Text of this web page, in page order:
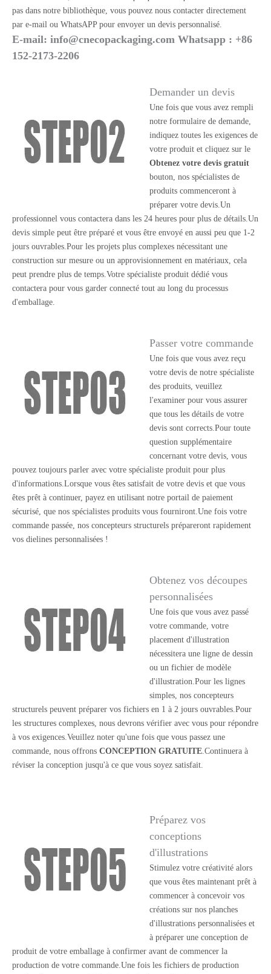
pas dans notre bibliothèque, vous pouvez nous contacter directement
par e-mail ou WhatsAPP pour envoyer un devis personnalisé.
E-mail: info@cnecopackaging.com Whatsapp : +86
152-2173-2206
Demander un devis
Une fois que vous avez rempli
notre formulaire de demande,
indiquez toutes les exigences de
votre produit et cliquez sur le
Obtenez votre devis gratuit
bouton, nos spécialistes de
produits commenceront à
préparer votre devis.Un
professionnel vous contactera dans les 24 heures pour plus de détails.Un
devis simple peut être préparé et vous être envoyé en aussi peu que 1-2
jours ouvrables.Pour les projets plus complexes nécessitant une
construction sur mesure ou un approvisionnement en matériaux, cela
peut prendre plus de temps.Votre spécialiste produit dédié vous
contactera pour vous garder connecté tout au long du processus
d'emballage.
Passer votre commande
Une fois que vous avez reçu
votre devis de notre spécialiste
des produits, veuillez
l'examiner pour vous assurer
que tous les détails de votre
devis sont corrects.Pour toute
question supplémentaire
concernant votre devis, vous
pouvez toujours parler avec votre spécialiste produit pour plus
d'informations.Lorsque vous êtes satisfait de votre devis et que vous
êtes prêt à continuer, payez en utilisant notre portail de paiement
sécurisé, que nos spécialistes produits vous fourniront.Une fois votre
commande passée, nos concepteurs structurels prépareront rapidement
vos dielines personnalisées !
Obtenez vos découpes
personnalisées
Une fois que vous avez passé
votre commande, votre
placement d'illustration
nécessitera une ligne de dessin
ou un fichier de modèle
d'illustration.Pour les lignes
simples, nos concepteurs
structurels peuvent préparer vos fichiers en 1 à 2 jours ouvrables.Pour
les structures complexes, nous devrons vérifier avec vous pour répondre
à vos exigences.Veuillez noter qu'une fois que vous passez une
commande, nous offrons CONCEPTION GRATUITE.Continuera à
réviser la conception jusqu'à ce que vous soyez satisfait.
Préparez vos
conceptions
d'illustrations
Stimulez votre créativité alors
que vous êtes maintenant prêt à
commencer à concevoir vos
créations sur nos planches
d'illustrations personnalisées et
à préparer une conception de
produit de votre emballage à confirmer avant de commencer la
production de votre commande.Une fois les fichiers de production